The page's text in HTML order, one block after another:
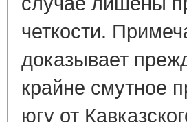
четкости.
доказывает
крайне смутное
югу от